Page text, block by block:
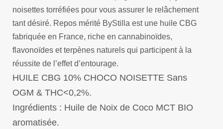
noisettes torréfiées pour vous assurer le relâchement
tant désiré. Repos mérité ByStilla est une huile CBG
fabriquée en France, riche en cannabinoïdes,
flavonoïdes et terpènes naturels qui participent à la
réussite de l’effet d’entourage.
HUILE CBG 10% CHOCO NOISETTE Sans
OGM & THC<0,2%.
Ingrédients : Huile de Noix de Coco MCT BIO
aromatisée.